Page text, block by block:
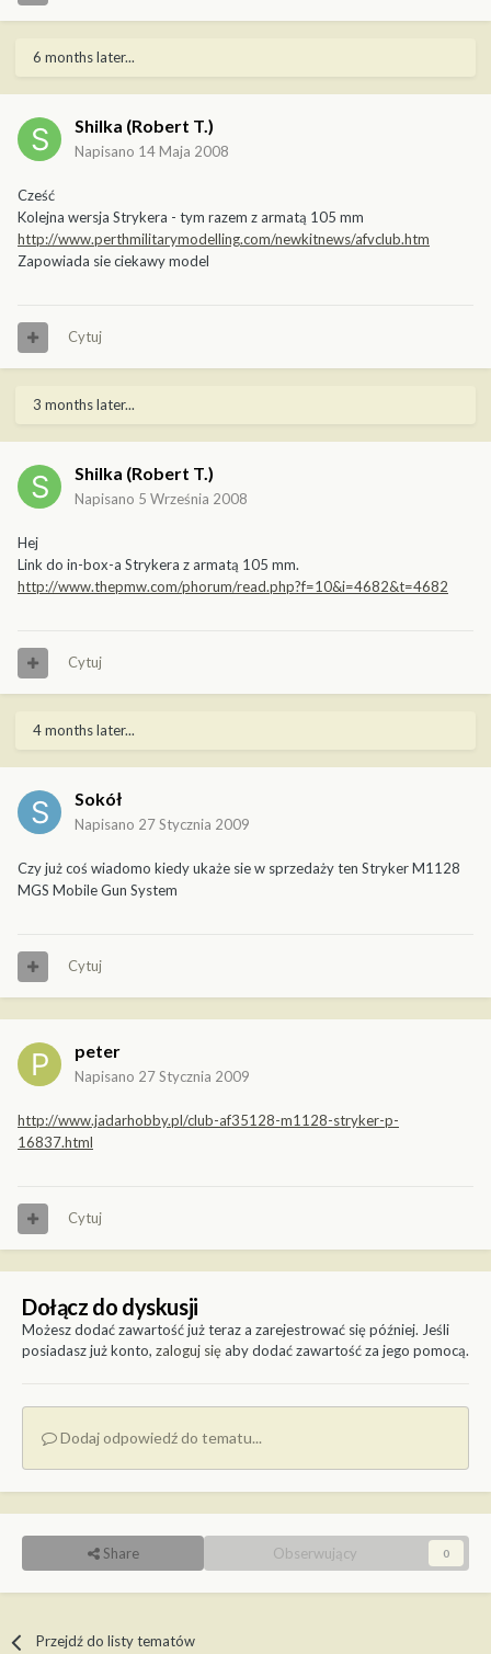
6 months later...
Shilka (Robert T.)
Napisano 14 Maja 2008
Cześć
Kolejna wersja Strykera - tym razem z armatą 105 mm
http://www.perthmilitarymodelling.com/newkitnews/afvclub.htm
Zapowiada sie ciekawy model
Cytuj
3 months later...
Shilka (Robert T.)
Napisano 5 Września 2008
Hej
Link do in-box-a Strykera z armatą 105 mm.
http://www.thepmw.com/phorum/read.php?f=10&i=4682&t=4682
Cytuj
4 months later...
Sokół
Napisano 27 Stycznia 2009
Czy już coś wiadomo kiedy ukaże sie w sprzedaży ten Stryker M1128
MGS Mobile Gun System
Cytuj
peter
Napisano 27 Stycznia 2009
http://www.jadarhobby.pl/club-af35128-m1128-stryker-p-
16837.html
Cytuj
Dołącz do dyskusji
Możesz dodać zawartość już teraz a zarejestrować się później. Jeśli
posiadasz już konto, zaloguj sięaby dodać zawartość za jego pomocą.
Dodaj odpowiedź do tematu...
Share Obserwujący 0
Przejdź do listy tematów